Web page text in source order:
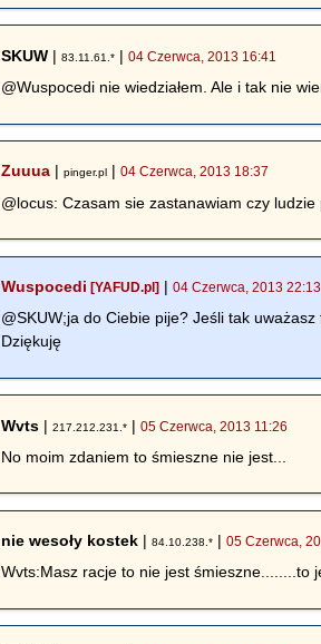
SKUW |83.11.61.* |04 Czerwca, 2013 16:41
@Wuspocedi nie wiedziałem. Ale i tak nie
Zuuua |pinger.pl |04 Czerwca, 2013 18:37
@locus: Czasam sie zastanawiam czy
Wuspocedi [YAFUD.pl] |04 Czerwca, 2013 22:13
@SKUW;ja do Ciebie pije? Jeśli tak
Dziękuję
Wvts |217.212.231.* |05 Czerwca, 2013 11:26
No moim zdaniem to śmieszne nie jest...
nie wesoły kostek |84.10.238.* |05 Czerwca,
Wvts:Masz racje to nie jest śmieszne........to